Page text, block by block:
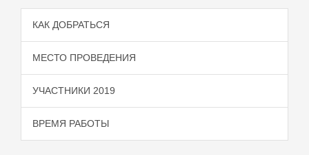
КАК ДОБРАТЬСЯ
МЕСТО ПРОВЕДЕНИЯ
УЧАСТНИКИ 2019
ВРЕМЯ РАБОТЫ